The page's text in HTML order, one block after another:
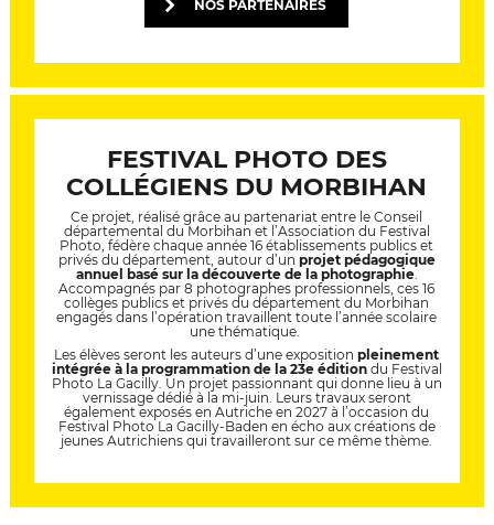
NOS PARTENAIRES
FESTIVAL PHOTO DES
COLLÉGIENS DU MORBIHAN
Ce projet, réalisé grâce au partenariat entre le Conseil
départemental du Morbihan et l’Association du Festival
Photo, fédère chaque année 16 établissements publics et
privés du département, autour d’un projet pédagogique
annuel basé sur la découverte de la photographie.
Accompagnés par 8 photographes professionnels, ces 16
collèges publics et privés du département du Morbihan
engagés dans l’opération travaillent toute l’année scolaire
une thématique.
Les élèves seront les auteurs d’une expositionpleinement
intégrée à la programmation de la 23e éditiondu Festival
Photo La Gacilly. Un projet passionnant qui donne lieu à un
vernissage dédié à la mi-juin. Leurs travaux seront
également exposés en Autriche en 2027 à l’occasion du
Festival Photo La Gacilly-Baden en écho aux créations de
jeunes Autrichiens qui travailleront sur ce même thème.